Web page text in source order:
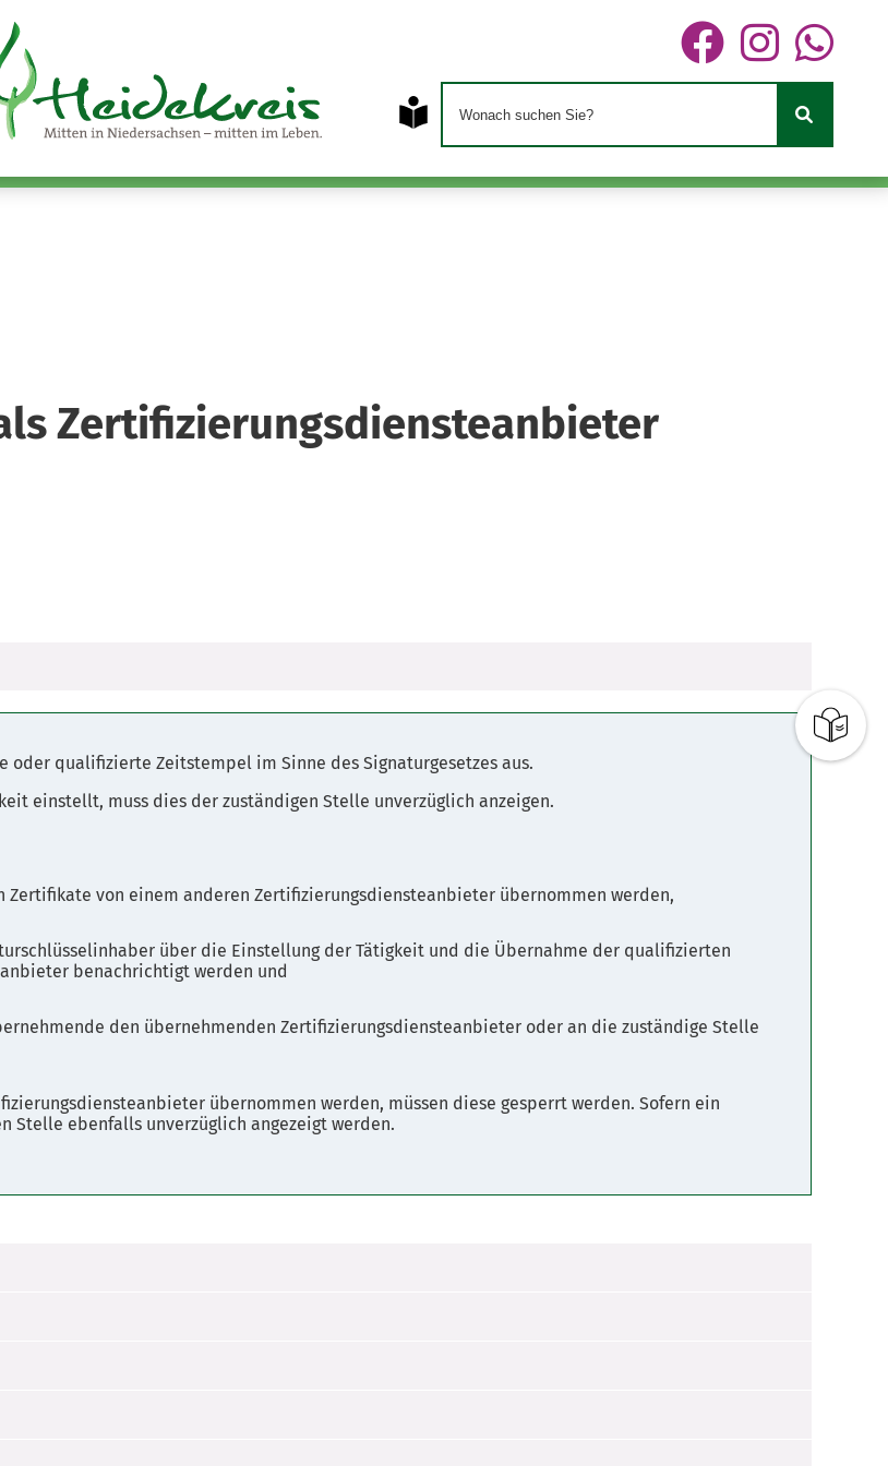
Zertifizierungsdiensteanbieter
qualifizierte Zeitstempel im Sinne des Signaturgesetzes aus.
einstellt, muss dies der zuständigen Stelle unverzüglich anzeigen.
von einem anderen Zertifizierungsdiensteanbieter übernommen werden,
über die Einstellung der Tätigkeit und die Übernahme der qualifizierten
benachrichtigt werden und
den übernehmenden Zertifizierungsdiensteanbieter oder an die zuständige Stelle
übernommen werden, müssen diese gesperrt werden. Sofern ein
Stelle ebenfalls unverzüglich angezeigt werden.
Ansprechpartner" abgewickelt werden. Bei dem "Einheitlichen Ansprechpartner"